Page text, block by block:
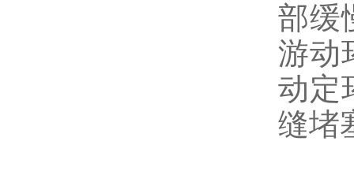
部缓
游动
动定
缝堵